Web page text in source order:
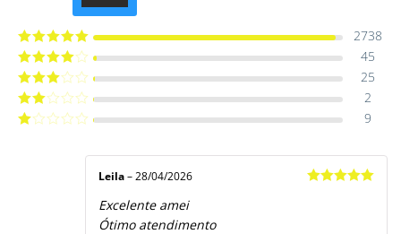
Avaliação5
2738
Avaliação
45
Avaliação
25
Avaliação
2
9
Leila – 28/04/2026
Excelente amei
Ótimo atendimento